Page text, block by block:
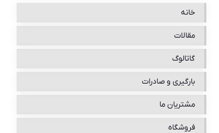
خانه
مقالات
گاتالوگ
بارگیری و صادرات
مشتریان ما
فروشگاه